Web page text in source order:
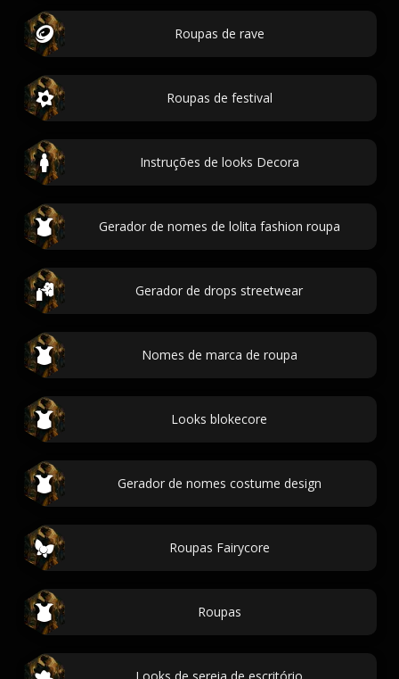
Roupas de rave
Roupas de festival
Instruções de looks Decora
Gerador de nomes de lolita fashion roupa
Gerador de drops streetwear
Nomes de marca de roupa
Looks blokecore
Gerador de nomes costume design
Roupas Fairycore
Roupas